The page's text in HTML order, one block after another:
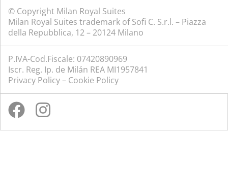
© Copyright Milan Royal Suites
Milan Royal Suites trademark of Sofi C. S.r.l. – Piazza
della Repubblica, 12 – 20124 Milano
P.IVA-Cod.Fiscale: 07420890969
Iscr. Reg. Ip. de Milán REA MI1957841
Privacy Policy– Cookie Policy